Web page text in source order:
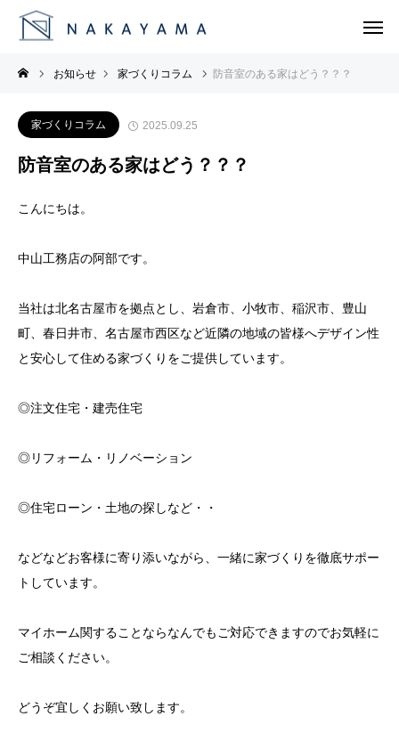
お知らせ 家づくりコラム 防音室のある家はどう？？？
家づくりコラム 2025.09.25
防音室のある家はどう？？？
こんにちは。
中山工務店の阿部です。
当社は北名古屋市を拠点とし、岩倉市、小牧市、稲沢市、豊山
町、春日井市、名古屋市西区など近隣の地域の皆様へデザイン性
と安心して住める家づくりをご提供しています。
◎注文住宅・建売住宅
◎リフォーム・リノベーション
◎住宅ローン・土地の探しなど・・
などなどお客様に寄り添いながら、一緒に家づくりを徹底サポー
トしています。
マイホーム関することならなんでもご対応できますのでお気軽に
ご相談ください。
どうぞ宜しくお願い致します。